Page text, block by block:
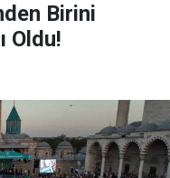
Birini
Oldu!